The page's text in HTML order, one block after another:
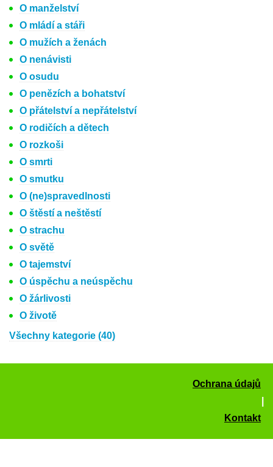
O manželství
O mládí a stáři
O mužích a ženách
O nenávisti
O osudu
O penězích a bohatství
O přátelství a nepřátelství
O rodičích a dětech
O rozkoši
O smrti
O smutku
O (ne)spravedlnosti
O štěstí a neštěstí
O strachu
O světě
O tajemství
O úspěchu a neúspěchu
O žárlivosti
O životě
Všechny kategorie (40)
Ochrana údajů
Kontakt